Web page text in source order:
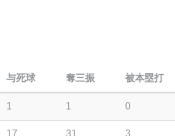
与死球 奪三振 被本塁打
1 1 0
17 31 3